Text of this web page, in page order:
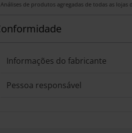
Análises de produtos agregadas de todas as lojas
Informações do fabricante
Pessoa responsável